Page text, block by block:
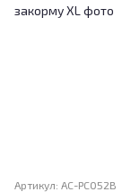
Артикул: AC-PC052B